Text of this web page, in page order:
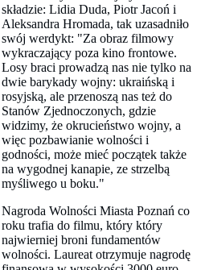
składzie: Lidia Duda, Piotr Jacoń i
Aleksandra Hromada, tak uzasadniło
swój werdykt: "Za obraz filmowy
wykraczający poza kino frontowe.
Losy braci prowadzą nas nie tylko na
dwie barykady wojny: ukraińską i
rosyjską, ale przenoszą nas też do
Stanów Zjednoczonych, gdzie
widzimy, że okrucieństwo wojny, a
więc pozbawianie wolności i
godności, może mieć początek także
na wygodnej kanapie, ze strzelbą
myśliwego u boku."
Nagroda Wolności Miasta Poznań co
roku trafia do filmu, który który
najwierniej broni fundamentów
wolności. Laureat otrzymuje nagrodę